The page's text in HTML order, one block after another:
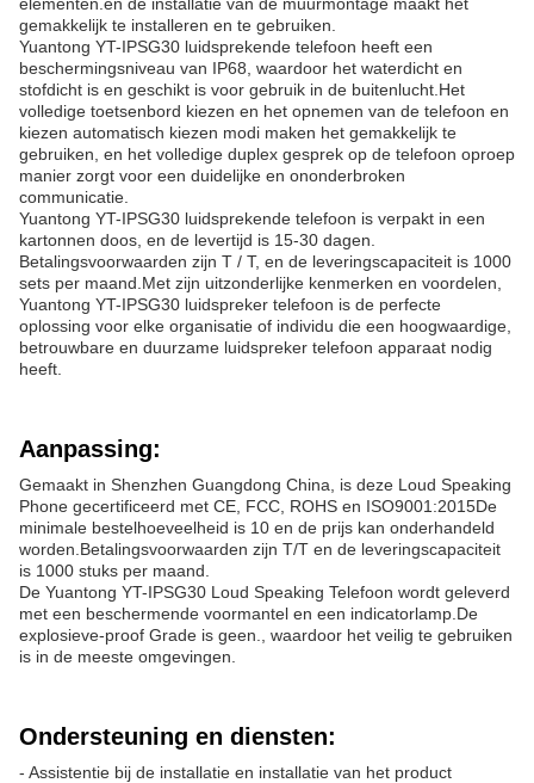
gemakkelijk te installeren en te gebruiken.
Yuantong YT-IPSG30 luidsprekende telefoon heeft een
beschermingsniveau van IP68, waardoor het waterdicht en
stofdicht is en geschikt is voor gebruik in de buitenlucht.Het
volledige toetsenbord kiezen en het opnemen van de telefoon en
kiezen automatisch kiezen modi maken het gemakkelijk te
gebruiken, en het volledige duplex gesprek op de telefoon oproep
manier zorgt voor een duidelijke en ononderbroken
communicatie.
Yuantong YT-IPSG30 luidsprekende telefoon is verpakt in een
kartonnen doos, en de levertijd is 15-30 dagen.
Betalingsvoorwaarden zijn T / T, en de leveringscapaciteit is 1000
sets per maand.Met zijn uitzonderlijke kenmerken en voordelen,
Yuantong YT-IPSG30 luidspreker telefoon is de perfecte
oplossing voor elke organisatie of individu die een hoogwaardige,
betrouwbare en duurzame luidspreker telefoon apparaat nodig
heeft.
Aanpassing:
Gemaakt in Shenzhen Guangdong China, is deze Loud Speaking
Phone gecertificeerd met CE, FCC, ROHS en ISO9001:2015De
minimale bestelhoeveelheid is 10 en de prijs kan onderhandeld
worden.Betalingsvoorwaarden zijn T/T en de leveringscapaciteit
is 1000 stuks per maand.
De Yuantong YT-IPSG30 Loud Speaking Telefoon wordt geleverd
met een beschermende voormantel en een indicatorlamp.De
explosieve-proof Grade is geen., waardoor het veilig te gebruiken
is in de meeste omgevingen.
Ondersteuning en diensten:
- Assistentie bij de installatie en installatie van het product